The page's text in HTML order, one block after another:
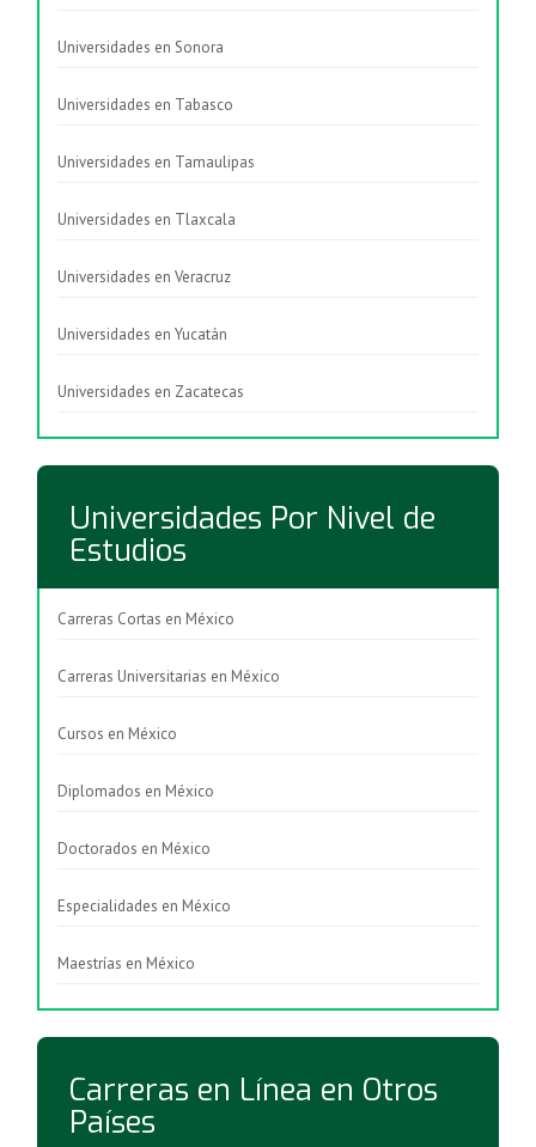
Universidades en Sonora
Universidades en Tabasco
Universidades en Tamaulipas
Universidades en Tlaxcala
Universidades en Veracruz
Universidades en Yucatán
Universidades en Zacatecas
Universidades Por Nivel de
Estudios
Carreras Cortas en México
Carreras Universitarias en México
Cursos en México
Diplomados en México
Doctorados en México
Especialidades en México
Maestrías en México
Carreras en Línea en Otros
Países